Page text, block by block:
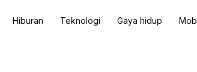
Hiburan Teknologi Gaya hidup